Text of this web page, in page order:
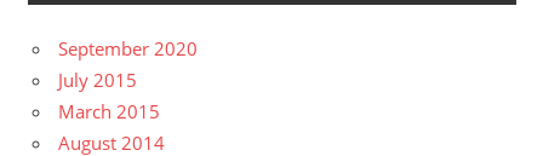
September 2020
July 2015
March 2015
August 2014